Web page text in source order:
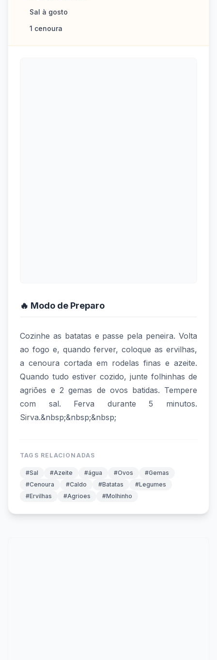
Sal à gosto
1 cenoura
🔥 Modo de Preparo
Cozinhe as batatas e passe pela peneira. Volta
ao fogo e, quando ferver, coloque as ervilhas,
a cenoura cortada em rodelas finas e azeite.
Quando tudo estiver cozido, junte folhinhas de
agriões e 2 gemas de ovos batidas. Tempere
com sal. Ferva durante 5 minutos.
Sirva.&nbsp;&nbsp;&nbsp;
TAGS RELACIONADAS
#Sal #Azeite #água #Ovos
#Gemas
#Cenoura
#Caldo #Batatas
#Legumes
#Ervilhas
#Agrioes #Molhinho